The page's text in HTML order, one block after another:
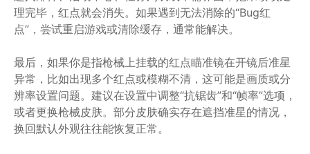
理完毕，红点就会消失。如果遇到无法消除的“Bug红
点”，尝试重启游戏或清除缓存，通常能解决。
最后，如果你是指枪械上挂载的红点瞄准镜在开镜后准星
异常，比如出现多个红点或模糊不清，这可能是画质或分
辨率设置问题。建议在设置中调整“抗锯齿”和“帧率”选项，
或者更换枪械皮肤。部分皮肤确实存在遮挡准星的情况，
换回默认外观往往能恢复正常。